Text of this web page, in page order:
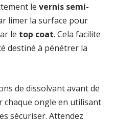
le vernis semi-
limer la surface pour
le top coat. Cela facilite
destiné à pénétrer la
de dissolvant avant de
chaque ongle en utilisant
sécuriser. Attendez